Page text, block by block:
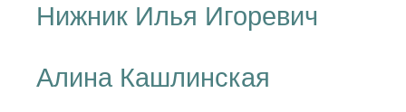
Нижник Илья Игоревич
Алина Кашлинская